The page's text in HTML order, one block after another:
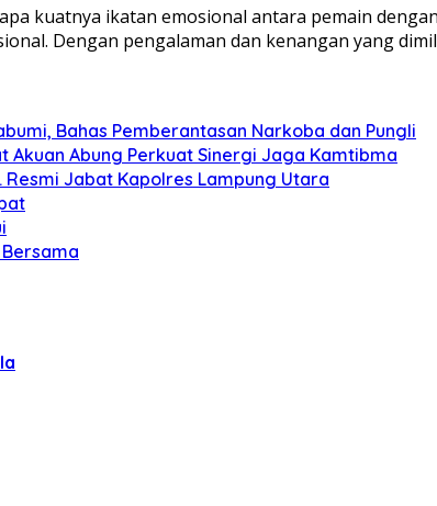
kuatnya ikatan emosional antara pemain
Dengan pengalaman dan kenangan yang
Bahas Pemberantasan Narkoba dan Pungli
Akuan Abung Perkuat Sinergi Jaga Kamtibma
Resmi Jabat Kapolres Lampung Utara